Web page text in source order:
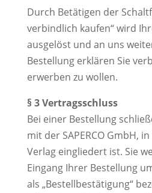
Durch Betätigen der
verbindlich kaufen“ wird
ausgelöst und an uns
Bestellung erklären Sie
erwerben zu wollen.
§ 3 Vertragsschluss
Bei einer Bestellung
mit der SAPERCO GmbH,
Verlag eingliedert ist. Sie
Eingang Ihrer Bestellung
als „Bestellbestätigung“